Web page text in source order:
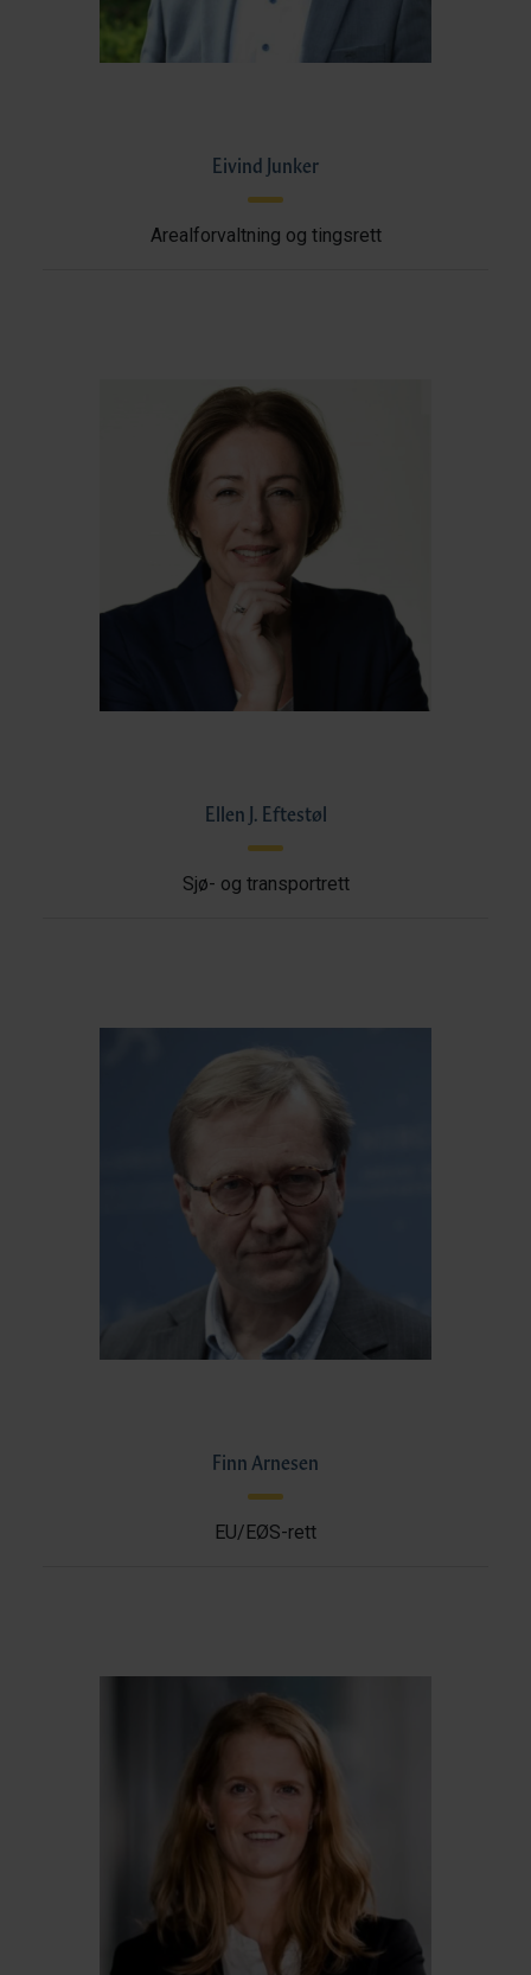
Eivind Junker
Arealforvaltning og tingsrett
Ellen J. Eftestøl
Sjø- og transportrett
Finn Arnesen
EU/EØS-rett